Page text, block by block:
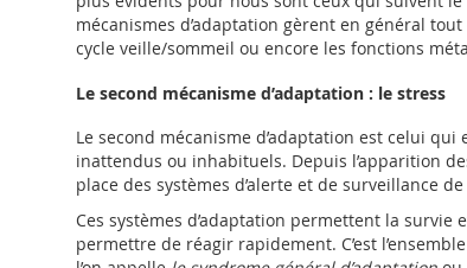
mécanismes d’adaptation gèrent en général
cycle veille/sommeil ou encore les fonctions
Le second mécanisme d’adaptation : le stress
Le second mécanisme d’adaptation est celui
inattendus ou inhabituels. Depuis l’apparition
place des systèmes d’alerte et de surveillance
Ces systèmes d’adaptation permettent la
permettre de réagir rapidement. C’est